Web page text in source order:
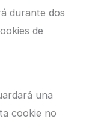
durante dos
de
una
cookie no